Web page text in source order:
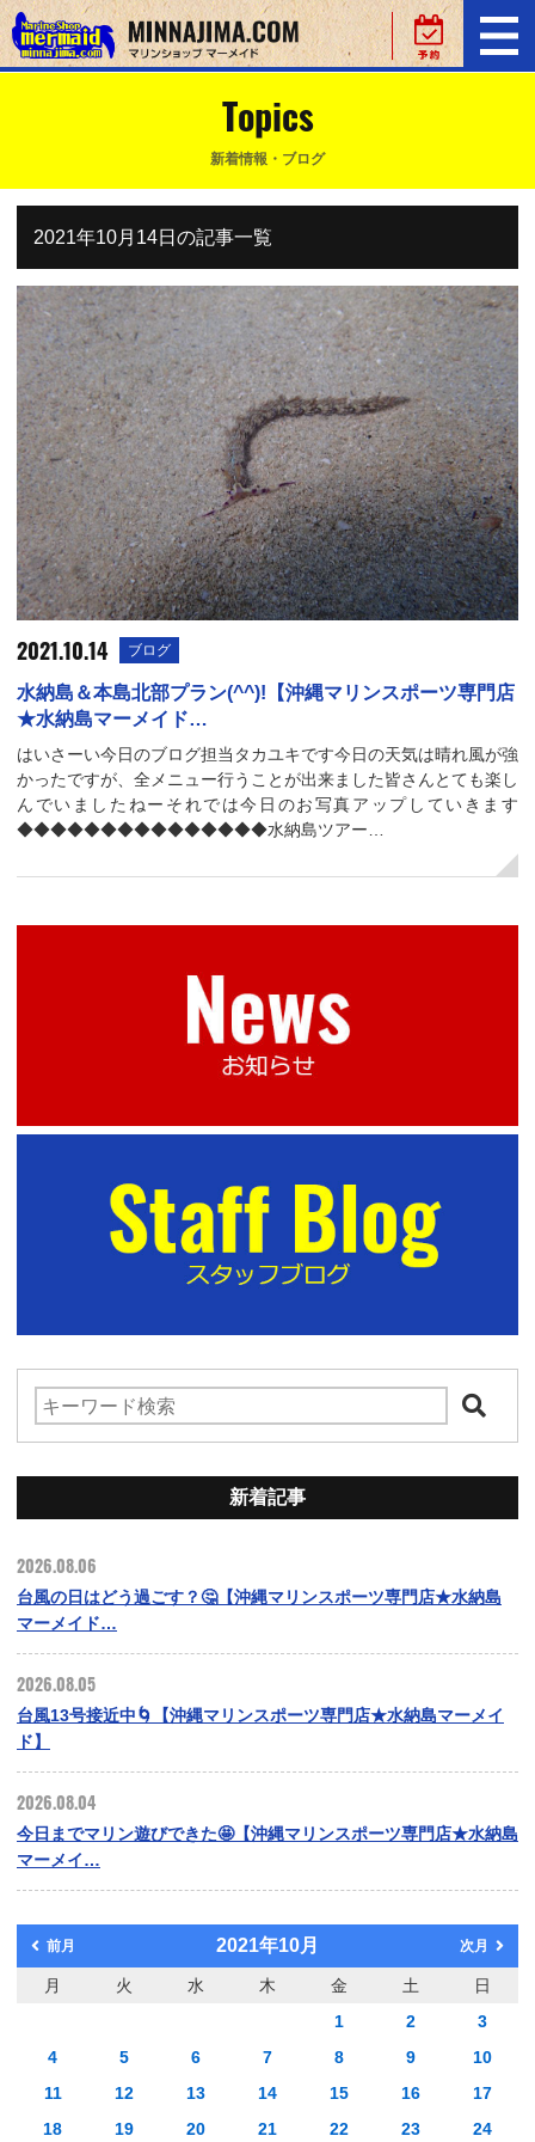
Topics
新着情報・ブログ
2021年10月14日の記事一覧
2021.10.14 ブログ
水納島＆本島北部プラン(^^)!【沖縄マリンスポーツ専門店
★水納島マーメイド…
はいさーい今日のブログ担当タカユキです今日の天気は晴れ風が強
かったですが、全メニュー行うことが出来ました皆さんとても楽し
んでいましたねーそれでは今日のお写真アップしていきます
◆◆◆◆◆◆◆◆◆◆◆◆◆◆◆水納島ツアー…
新着記事
2026.08.06
台風の日はどう過ごす？🤔【沖縄マリンスポーツ専門店★水納島
マーメイド…
2026.08.05
台風13号接近中🌀【沖縄マリンスポーツ専門店★水納島マーメイ
ド】
2026.08.04
今日までマリン遊びできた🤩【沖縄マリンスポーツ専門店★水納島
マーメイ…
前月 2021年10月 次月
月 火 水 木 金 土
日
1
2
3
4
5 6 7 8 9
10
11
12 13 14 15 16
17
18
19 20 21 22 23 24